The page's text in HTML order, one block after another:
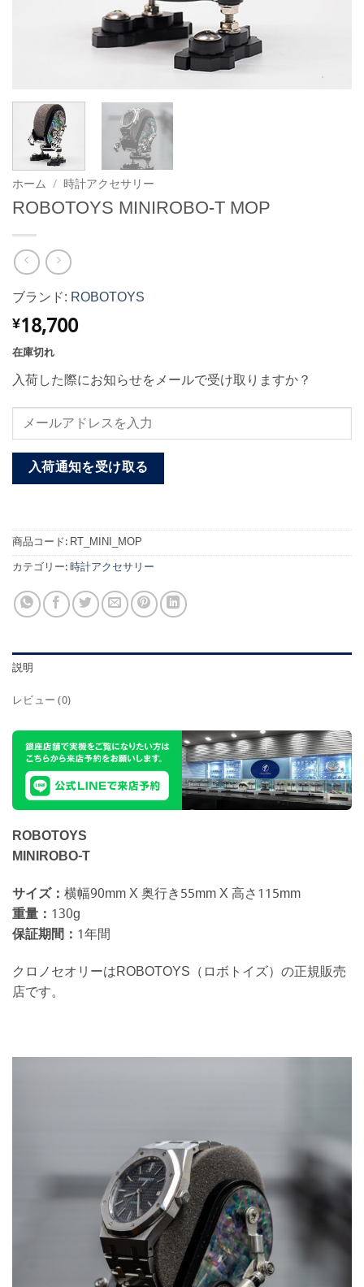
ホーム / 時計アクセサリー
ROBOTOYS MINIROBO-T MOP
ブランド: ROBOTOYS
¥18,700
在庫切れ
入荷した際にお知らせをメールで受け取りますか？
入荷通知を受け取る
商品コード:RT_MINI_MOP
カテゴリー:時計アクセサリー
説明
レビュー (0)
ROBOTOYS
MINIROBO-T
サイズ： 横幅90mm X 奥行き55mm X 高さ115mm
重量： 130g
保証期間： 1年間
クロノセオリーはROBOTOYS（ロボトイズ）の正規販売
店です。